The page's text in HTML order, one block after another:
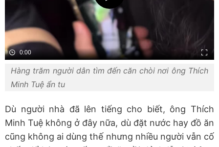
0:00
Hàng trăm người dân tìm đến căn chòi nơi ông Thích
Minh Tuệ ẩn tu
Dù người nhà đã lên tiếng cho biết, ông Thích
Minh Tuệ không ở đây nữa, dù đặt nước hay đồ ăn
cũng không ai dùng thế nhưng nhiều người vẫn cố